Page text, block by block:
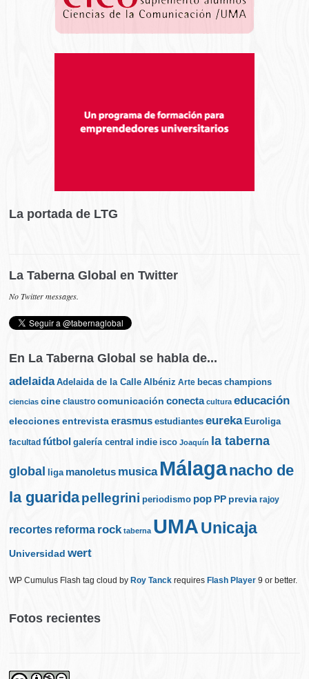
La portada de LTG
La Taberna Global en Twitter
No Twitter messages.
En La Taberna Global se habla de...
adelaida Adelaida de la Calle Albéniz Arte becas champions
ciencias cine claustro comunicación conecta cultura educación
elecciones entrevista erasmus estudiantes eureka Euroliga
facultad fútbol galería central indie isco Joaquín la taberna
global liga manoletus musica Málaganacho de
la guaridapellegrini periodismo pop PP previa rajoy
recortes reforma rock taberna UMA Unicaja
Universidad wert
WP Cumulus Flash tag cloud by Roy Tanck requires Flash Player 9 or better.
Fotos recientes